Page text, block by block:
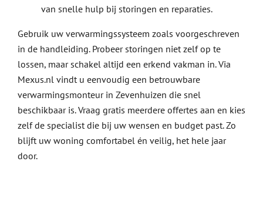
van snelle hulp bij storingen en reparaties.
Gebruik uw verwarmingssysteem zoals voorgeschreven
in de handleiding. Probeer storingen niet zelf op te
lossen, maar schakel altijd een erkend vakman in. Via
Mexus.nl vindt u eenvoudig een betrouwbare
verwarmingsmonteur in Zevenhuizen die snel
beschikbaar is. Vraag gratis meerdere offertes aan en kies
zelf de specialist die bij uw wensen en budget past. Zo
blijft uw woning comfortabel én veilig, het hele jaar
door.